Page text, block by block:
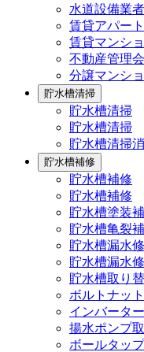
水道設備業
賃貸アパー
賃貸マンシ
不動産管理
分譲マンシ
貯水槽清掃
貯水槽清掃
貯水槽清掃
貯水槽清掃
貯水槽補修
貯水槽補修
貯水槽補修
貯水槽塗装
貯水槽亀裂
貯水槽漏水
貯水槽漏水
貯水槽取り替
ボルトナッ
インバータ
揚水ポンプ
ボールタッ